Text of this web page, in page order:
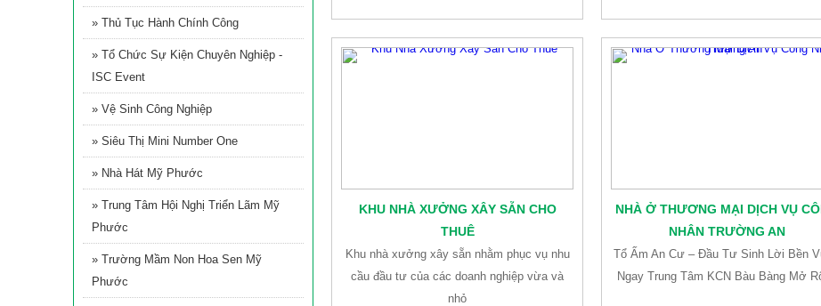
KHU NHÀ XƯỞNG XÂY SẴN CHO
THUÊ
Khu nhà xưởng xây sẵn nhằm phục vụ nhu
cầu đầu tư của các doanh nghiệp vừa và
nhỏ
NHÀ Ở THƯƠNG MẠI DỊCH VỤ
NHÂN TRƯỜNG AN
Tổ Ấm An Cư – Đầu Tư Sinh Lời Bền
Ngay Trung Tâm KCN Bàu Bàng Mở
» Thủ Tục Hành Chính Công
» Tổ Chức Sự Kiện Chuyên Nghiệp -
ISC Event
» Vệ Sinh Công Nghiệp
» Siêu Thị Mini Number One
» Nhà Hát Mỹ Phước
» Trung Tâm Hội Nghị Triển Lãm Mỹ
Phước
» Trường Mầm Non Hoa Sen Mỹ
Phước
YẾN CHƯNG TƯƠI
NGUYÊN CHẤT
Becamex ISC chúc